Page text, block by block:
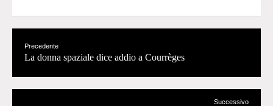
Precedente
La donna spaziale dice addio a Courrèges
Successivo